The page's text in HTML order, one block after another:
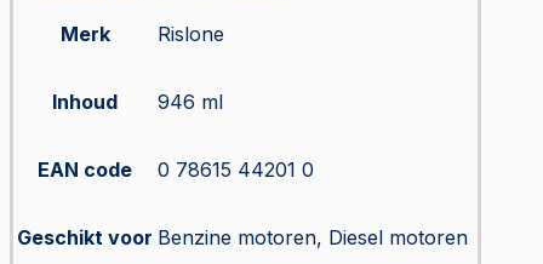
Merk
Rislone
Inhoud 946 ml
EAN code 0 78615 44201 0
Geschikt voor Benzine motoren, Diesel motoren